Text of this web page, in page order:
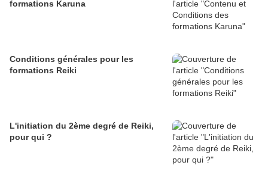
formations Karuna
Conditions générales pour les
formations Reiki
L'initiation du 2ème degré de Reiki,
pour qui ?